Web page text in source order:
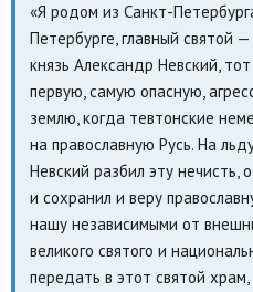
«Я родом из Санкт-
Петербурге, главный святой
князь Александр Невский,
первую, самую опасную,
землю, когда тевтонские
на православную Русь. На
Невский разбил эту нечисть,
и сохранил и веру
нашу независимыми от
великого святого и
передать в этот святой